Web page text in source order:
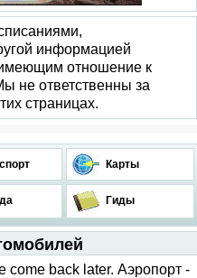
информацией
имеющим отношение к
не ответственны за
страницах.
Карты
Гиды
come back later. Аэропорт -